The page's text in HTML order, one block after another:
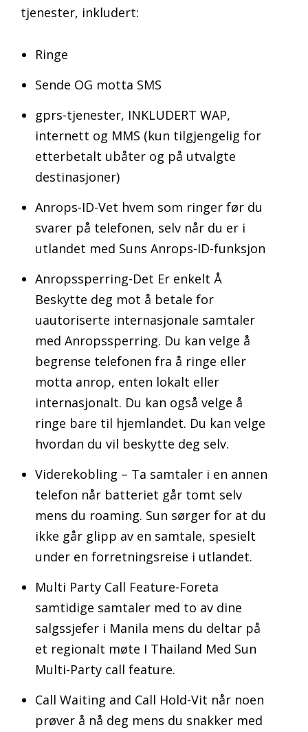
tjenester, inkludert:
Ringe
Sende OG motta SMS
gprs-tjenester, INKLUDERT WAP,
internett og MMS (kun tilgjengelig for
etterbetalt ubåter og på utvalgte
destinasjoner)
Anrops-ID-Vet hvem som ringer før du
svarer på telefonen, selv når du er i
utlandet med Suns Anrops-ID-funksjon
Anropssperring-Det Er enkelt Å
Beskytte deg mot å betale for
uautoriserte internasjonale samtaler
med Anropssperring. Du kan velge å
begrense telefonen fra å ringe eller
motta anrop, enten lokalt eller
internasjonalt. Du kan også velge å
ringe bare til hjemlandet. Du kan velge
hvordan du vil beskytte deg selv.
Viderekobling – Ta samtaler i en annen
telefon når batteriet går tomt selv
mens du roaming. Sun sørger for at du
ikke går glipp av en samtale, spesielt
under en forretningsreise i utlandet.
Multi Party Call Feature-Foreta
samtidige samtaler med to av dine
salgssjefer i Manila mens du deltar på
et regionalt møte I Thailand Med Sun
Multi-Party call feature.
Call Waiting and Call Hold-Vit når noen
prøver å nå deg mens du snakker med